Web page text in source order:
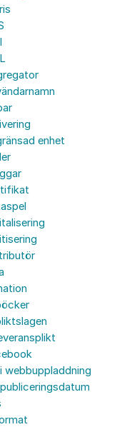
enhet
webbuppladdning